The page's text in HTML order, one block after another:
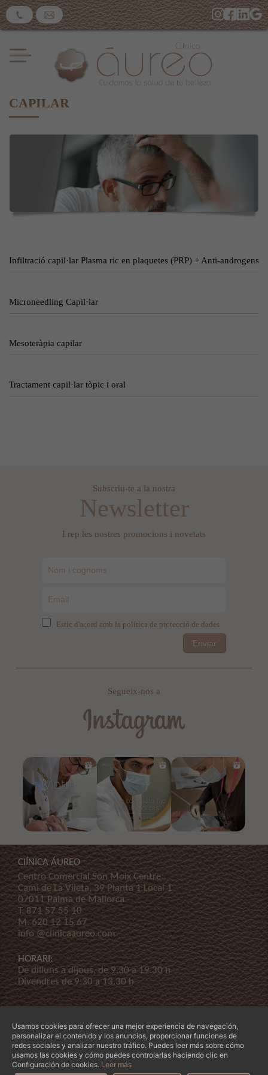
CAPILAR
Infiltració capil·lar Plasma ric en plaquetes (PRP) + Anti-androgens
Microneedling Capil·lar
Mesoteràpia capilar
Tractament capil·lar tòpic i oral
Subscriu-te a la nostra
Newsletter
I rep les nostres promocions i novetats
Estic d'acord amb la política de protecció de dades
Enviar
Segueix-nos a
ClÍNICA ÁUREO
Centro Comercial Son Moix Centre
Cami de La Vileta, 39 Planta 1 Local 1
07011 Palma de Mallorca
T.871 57 55 10
M.620 12 15 67
info @clinicaaureo.com
HORARI:
De dilluns a dijous, de 9.30 a 19.30 h
Divendres de 9.30 a 13.30 h
© Copyright 2026 Clínica Áureo S.L.Legal-Declaración de Accessibilidad
condicions-La nostra empresa
Usamos cookies para ofrecer una mejor experiencia de navegación,
personalizar el contenido y los anuncios, proporcionar funciones de
redes sociales y analizar nuestro tráfico. Puedes leer más sobre cómo
usamos las cookies y cómo puedes controlarlas haciendo clic en
Configuración de cookies. Leer más